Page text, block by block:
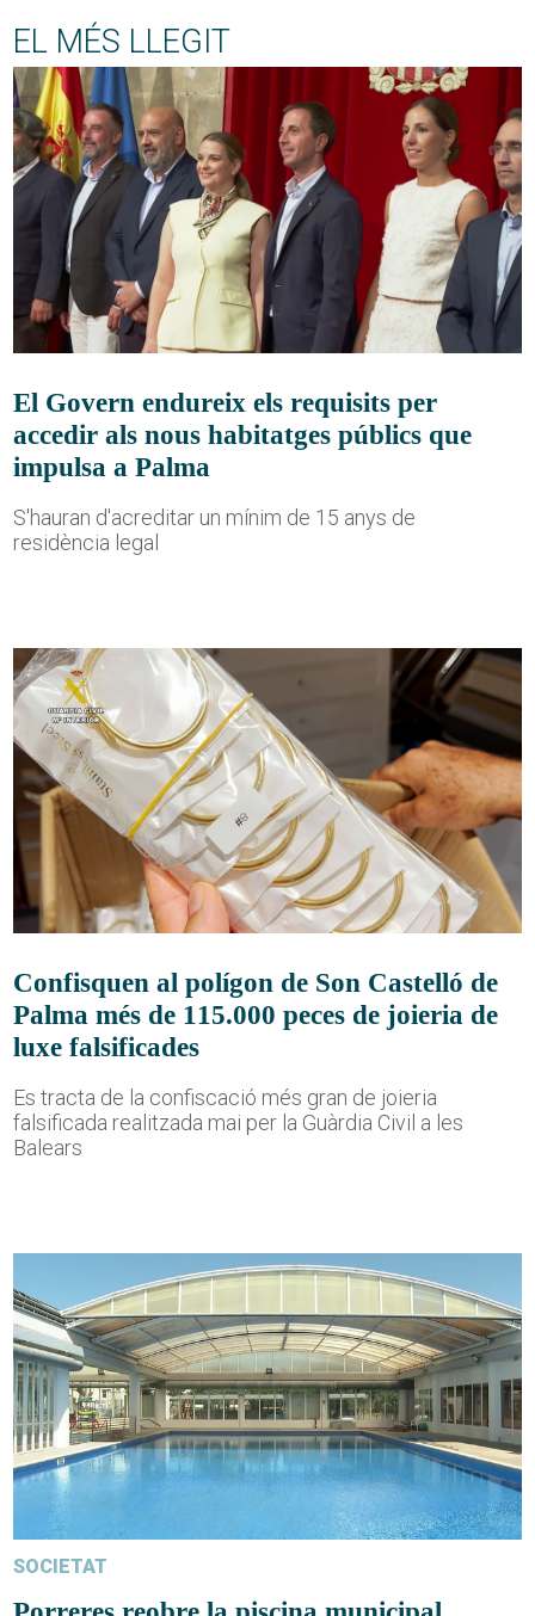
EL MÉS LLEGIT
El Govern endureix els requisits per
accedir als nous habitatges públics que
impulsa a Palma
S'hauran d'acreditar un mínim de 15 anys de
residència legal
Confisquen al polígon de Son Castelló de
Palma més de 115.000 peces de joieria de
luxe falsificades
Es tracta de la confiscació més gran de joieria
falsificada realitzada mai per la Guàrdia Civil a les
Balears
SOCIETAT